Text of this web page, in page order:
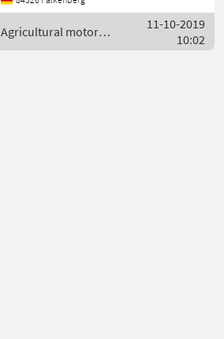
Knicklader Leistungsstarker
DEF20CFF4 Motor mit 50 PS
Agricultural motor
vehicles / H&R
11-10-2019
10:02